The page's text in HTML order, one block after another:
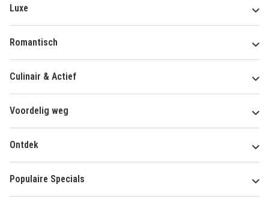
Luxe
Romantisch
Culinair & Actief
Voordelig weg
Ontdek
Populaire Specials